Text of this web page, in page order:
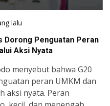
lalu
Dorong Penguatan Peran
Aksi Nyata
menyebut bahwa G20
peran UMKM dan
aksi nyata. Peran